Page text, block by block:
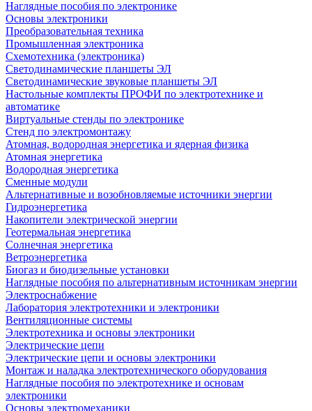
Наглядные пособия по электронике
Основы электроники
Преобразовательная техника
Промышленная электроника
Схемотехника (электроника)
Светодинамические планшеты ЭЛ
Светодинамические звуковые планшеты ЭЛ
Настольные комплекты ПРОФИ по электротехнике и
автоматике
Виртуальные стенды по электронике
Стенд по электромонтажу
Атомная, водородная энергетика и ядерная физика
Атомная энергетика
Водородная энергетика
Сменные модули
Альтернативные и возобновляемые источники энергии
Гидроэнергетика
Накопители электрической энергии
Геотермальная энергетика
Солнечная энергетика
Ветроэнергетика
Биогаз и биодизельные установки
Наглядные пособия по альтернативным источникам энергии
Электроснабжение
Лаборатория электротехники и электроники
Вентиляционные системы
Электротехника и основы электроники
Электрические цепи
Электрические цепи и основы электроники
Монтаж и наладка электротехнического оборудования
Наглядные пособия по электротехнике и основам
электроники
Основы электромеханики